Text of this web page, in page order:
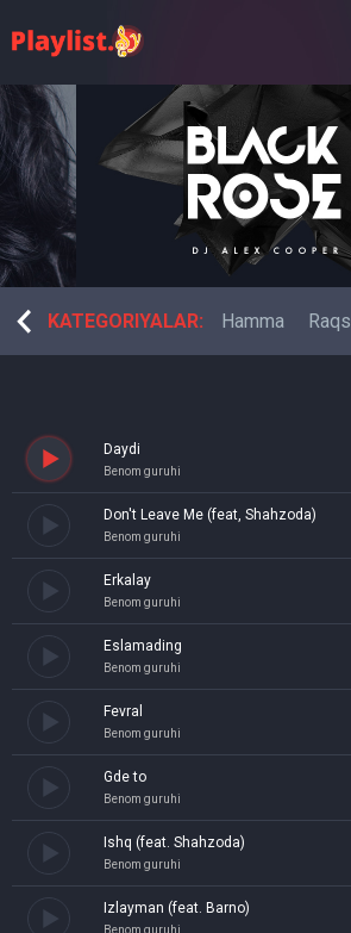
KATEGORIYALAR:
Fitness raqsi Hamma Raqs
Daydi
Benom guruhi
Don't Leave Me (feat, Shahzoda)
Benom guruhi
Erkalay
Benom guruhi
Eslamading
Benom guruhi
Fevral
Benom guruhi
Gde to
Benom guruhi
Ishq (feat. Shahzoda)
Benom guruhi
Izlayman (feat. Barno)
Benom guruhi